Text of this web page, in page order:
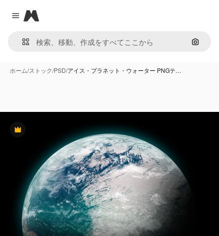
Close menu
Magnific
画像で
ホーム/ストック/PSD/アイス・プラネット・ウォーター PNGテ…
Premium